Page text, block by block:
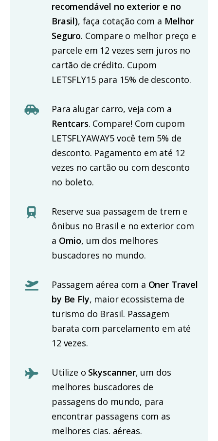
recomendável no exterior e no
Brasil), faça cotação com a Melhor
Seguro. Compare o melhor preço e
parcele em 12 vezes sem juros no
cartão de crédito. Cupom
LETSFLY15 para 15% de desconto.
Para alugar carro, veja com a
Rentcars. Compare! Com cupom
LETSFLYAWAY5 você tem 5% de
desconto. Pagamento em até 12
vezes no cartão ou com desconto
no boleto.
Reserve sua passagem de trem e
ônibus no Brasil e no exterior com
a Omio, um dos melhores
buscadores no mundo.
Passagem aérea com a Oner Travel
by Be Fly, maior ecossistema de
turismo do Brasil. Passagem
barata com parcelamento em até
12 vezes.
Utilize o Skyscanner, um dos
melhores buscadores de
passagens do mundo, para
encontrar passagens com as
melhores cias. aéreas.